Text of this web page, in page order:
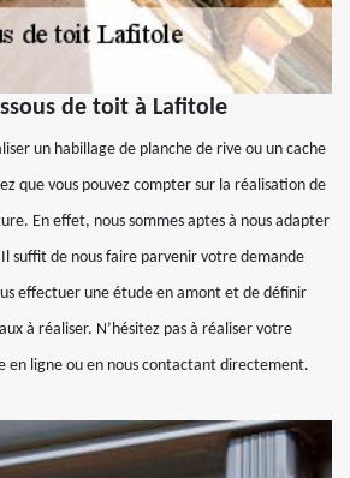
de toit à Lafitole
un habillage de planche de rive ou un cache
que vous pouvez compter sur la réalisation de
En effet, nous sommes aptes à nous adapter
suffit de nous faire parvenir votre demande
effectuer une étude en amont et de définir
à réaliser. N’hésitez pas à réaliser votre
en ligne ou en nous contactant directement.